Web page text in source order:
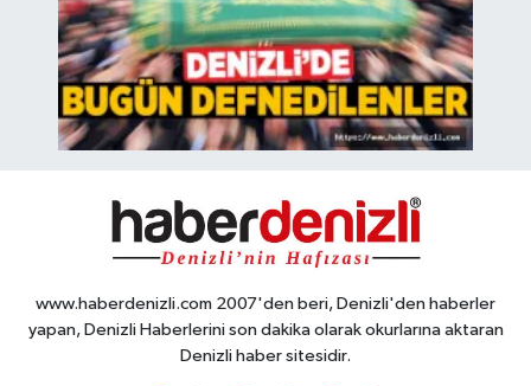
www.haberdenizli.com 2007'den beri, Denizli'den haberler
yapan, Denizli Haberlerini son dakika olarak okurlarına aktaran
Denizli haber sitesidir.